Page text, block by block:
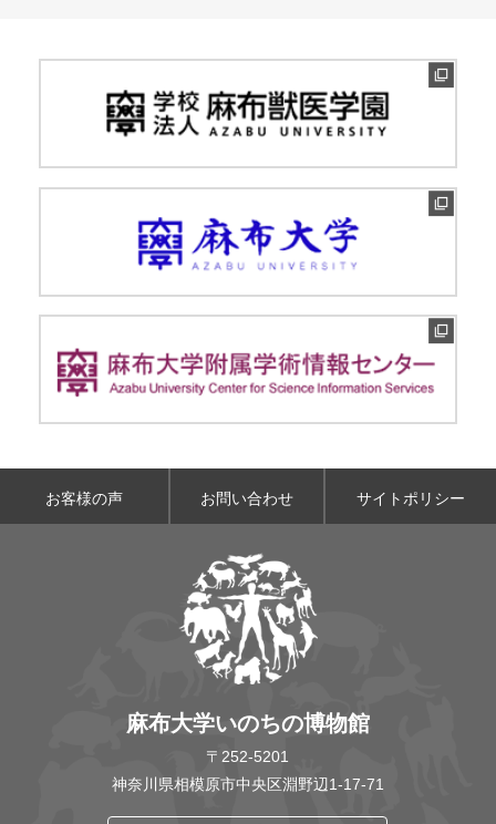
お客様の声 お問い合わせ サイトポリシー
麻布大学いのちの博物館
〒252-5201
神奈川県相模原市中央区淵野辺1-17-71